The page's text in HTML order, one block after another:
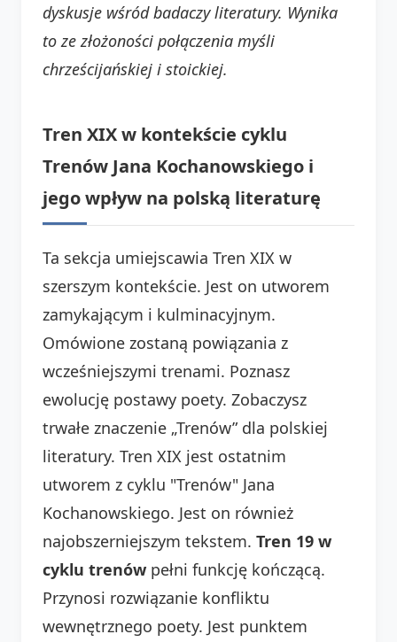
dyskusje wśród badaczy literatury. Wynika
to ze złożoności połączenia myśli
chrześcijańskiej i stoickiej.
Tren XIX w kontekście cyklu
Trenów Jana Kochanowskiego i
jego wpływ na polską literaturę
Ta sekcja umiejscawia Tren XIX w
szerszym kontekście. Jest on utworem
zamykającym i kulminacyjnym.
Omówione zostaną powiązania z
wcześniejszymi trenami. Poznasz
ewolucję postawy poety. Zobaczysz
trwałe znaczenie „Trenów” dla polskiej
literatury. Tren XIX jest ostatnim
utworem z cyklu "Trenów" Jana
Kochanowskiego. Jest on również
najobszerniejszym tekstem. Tren 19 w
cyklu trenów pełni funkcję kończącą.
Przynosi rozwiązanie konfliktu
wewnętrznego poety. Jest punktem